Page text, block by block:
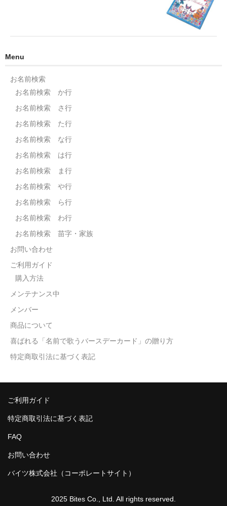
Menu
お名前検索
お名前検索 か行
お名前検索 さ行
お名前検索 た行
お名前検索 な行
お名前検索 は行
お名前検索 ま行
お名前検索 や行
お名前検索 ら行
お名前検索 わ行
お名前検索 苗字・家族
お問い合わせ
ご利用ガイド
購入方法
メンテナンス中
メンバー
商品について
喜ばれる「名前で歌うバースデーカード」の贈り方
特定商取引法に基づく表記
ご利用ガイド
特定商取引法に基づく表記
FAQ
お問い合わせ
バイツ株式会社（コーポレートサイト）
2025 Bites Co., Ltd. All rights reserved.